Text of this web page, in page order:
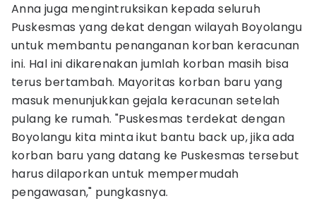
Anna juga mengintruksikan kepada seluruh
Puskesmas yang dekat dengan wilayah Boyolangu
untuk membantu penanganan korban keracunan
ini. Hal ini dikarenakan jumlah korban masih bisa
terus bertambah. Mayoritas korban baru yang
masuk menunjukkan gejala keracunan setelah
pulang ke rumah. "Puskesmas terdekat dengan
Boyolangu kita minta ikut bantu back up, jika ada
korban baru yang datang ke Puskesmas tersebut
harus dilaporkan untuk mempermudah
pengawasan," pungkasnya.